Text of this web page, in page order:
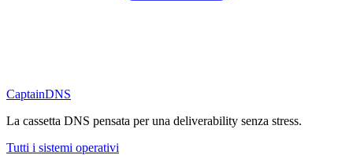
CaptainDNS
La cassetta DNS pensata per una deliverability senza stress.
Tutti i sistemi operativi